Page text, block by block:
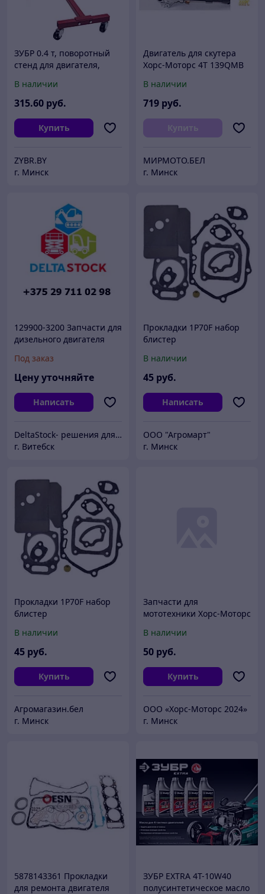
ЗУБР 0.4 т, поворотный
стенд для двигателя,
В наличии
315.60 руб.
Купить
ZYBR.BY
г. Минск
Двигатель для скутера
Хорс-Моторс 4Т 139QMB
SV1 052 008-00
В наличии
719 руб.
Купить
МИРМОТО.БЕЛ
г. Минск
129900-3200 Запчасти для
дизельного двигателя
(1299003200)
Под заказ
Цену уточняйте
Написать
DeltaStock- решения для складской техники.
г. Витебск
Прокладки 1P70F набор
блистер
В наличии
45 руб.
Написать
ООО "Агромарт"
г. Минск
Прокладки 1P70F набор
блистер
В наличии
45 руб.
Купить
Агромагазин.бел
г. Минск
Запчасти для
мототехники Хорс-Моторс
46Т (4х90х58 золотая)
MM3 Z150 028-09
товарный знак
В наличии
50 руб.
Купить
ООО «Хорс-Моторс 2024»
г. Минск
5878143361 Прокладки
для ремонта двигателя
ЗУБР EXTRA 4Т-10W40
полусинтетическое масло